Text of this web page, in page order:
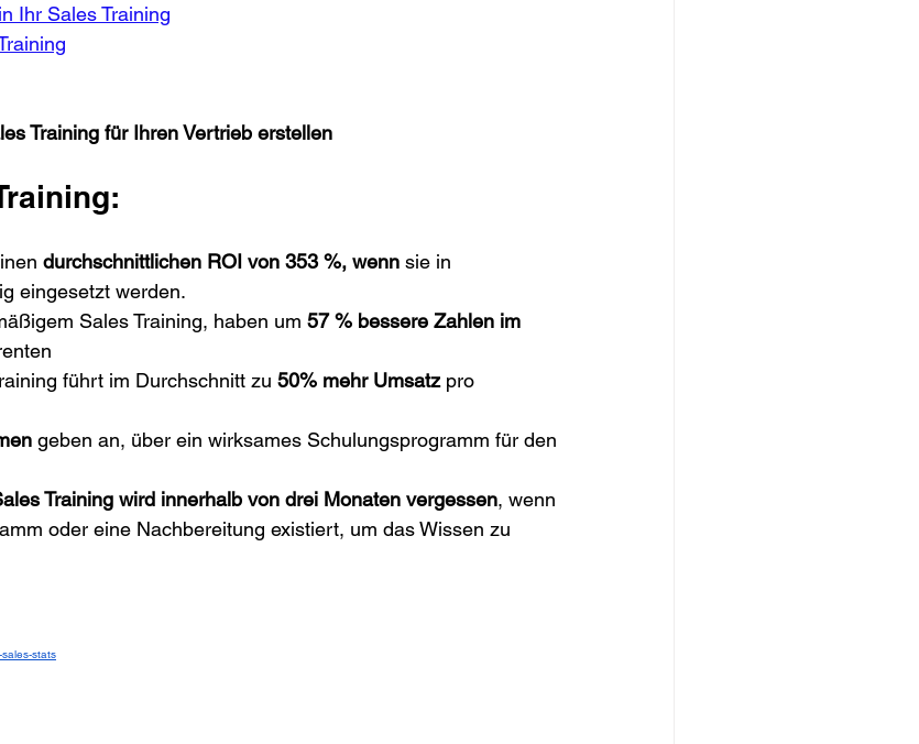
Ihr Sales Training
Training für Ihren Vertrieb erstellen
durchschnittlichen ROI von 353 %, wenn sie in
eingesetzt werden.
Sales Training, haben um 57 % bessere Zahlen im
führt im Durchschnitt zu 50% mehr Umsatz pro
geben an, über ein wirksames Schulungsprogramm für den
Training wird innerhalb von drei Monaten vergessen, wenn
oder eine Nachbereitung existiert, um das Wissen zu
stats